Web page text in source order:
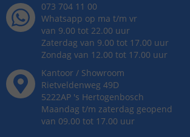
073 704 11 00
Whatsapp op ma t/m vr
van 9.00 tot 22.00 uur
Zaterdag van 9.00 tot 17.00 uur
Zondag van 12.00 tot 17.00 uur
Kantoor / Showroom
Rietveldenweg 49D
5222AP 's Hertogenbosch
Maandag t/m zaterdag geopend
van 09.00 tot 17.00 uur